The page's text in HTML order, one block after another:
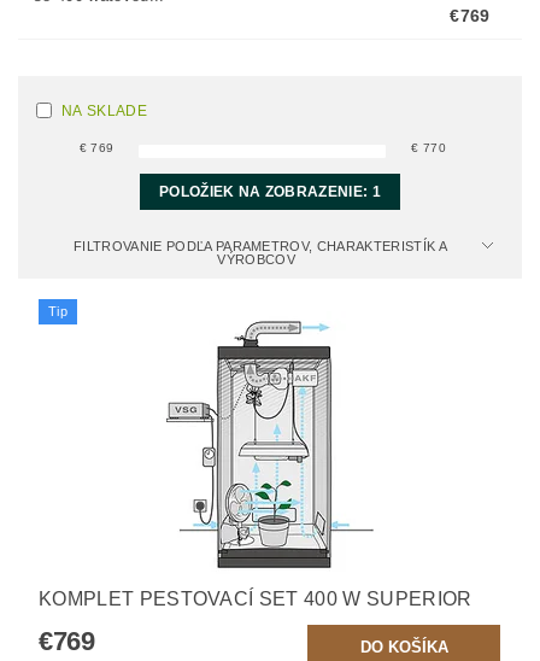
€769
NA SKLADE
€769 € 770
POLOŽIEK NA ZOBRAZENIE: 1
FILTROVANIE PODĽA PARAMETROV, CHARAKTERISTÍK A
VÝROBCOV
Tip
KOMPLET PESTOVACÍ SET 400 W SUPERIOR
€769